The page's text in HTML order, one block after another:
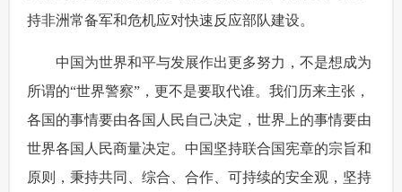
持非洲常备军和危机应对快速反应部队建设。
中国为世界和平与发展作出更多努力，不是想成为
所谓的“世界警察”，更不是要取代谁。我们历来主张，
各国的事情要由各国人民自己决定，世界上的事情要由
世界各国人民商量决定。中国坚持联合国宪章的宗旨和
原则，秉持共同、综合、合作、可持续的安全观，坚持